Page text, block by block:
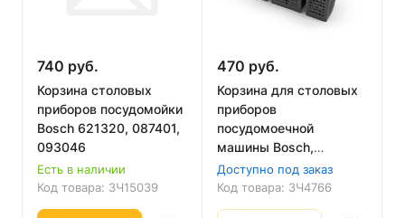
740 руб.
Корзина столовых
приборов посудомойки
Bosch 621320, 087401,
093046
Есть в наличии
Код товара: ЗЧ15039
470 руб.
Корзина для столовых
приборов
посудомоечной
машины Bosch,
Siemens 00481957 Б/у
Доступно под заказ
Код товара: ЗЧ4766